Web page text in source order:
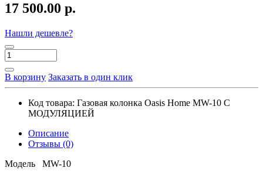
17 500.00 р.
Нашли дешевле?
В корзину Заказать в один клик
Код товара: Газовая колонка Oasis Home MW-10 С
МОДУЛЯЦИЕЙ
Описание
Отзывы (0)
Модель
MW-10